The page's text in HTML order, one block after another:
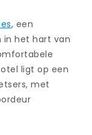
, een
het hart van
ligt op een
met